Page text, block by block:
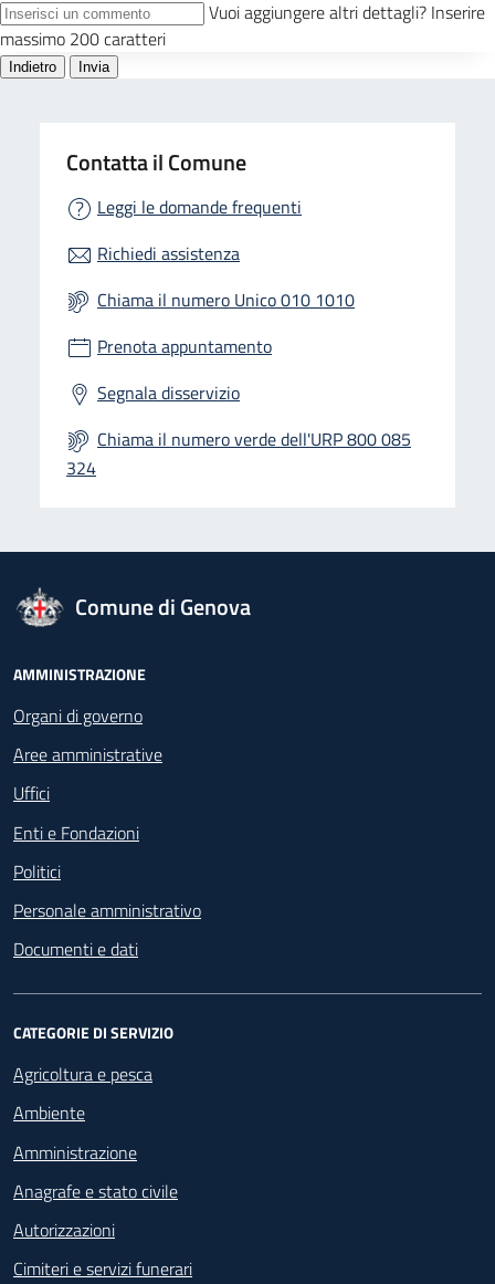
Contatta il Comune
Leggi le domande frequenti
Richiedi assistenza
Chiama il numero Unico 010 1010
Prenota appuntamento
Segnala disservizio
Chiama il numero verde dell'URP 800 085
324
logo Unione Europea
Comune di Genova
Footer - Navigazione
AMMINISTRAZIONE
Organi di governo
Aree amministrative
Uffici
Enti e Fondazioni
Politici
Personale amministrativo
Documenti e dati
CATEGORIE DI SERVIZIO
Agricoltura e pesca
Ambiente
Amministrazione
Anagrafe e stato civile
Autorizzazioni
Cimiteri e servizi funerari